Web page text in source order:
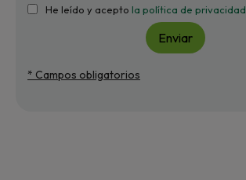
He leído y acepto la política de privacidad
Enviar
* Campos obligatorios